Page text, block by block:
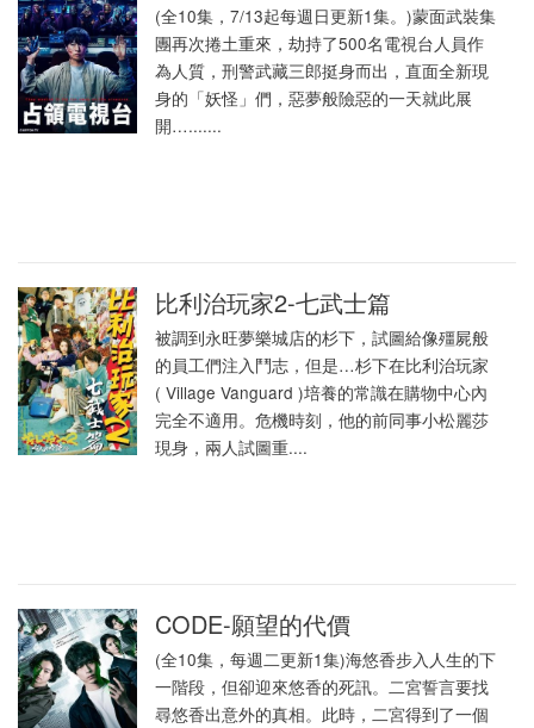
(全10集，7/13起每週日更新1集。)蒙面武裝集
團再次捲土重來，劫持了500名電視台人員作
為人質，刑警武藏三郎挺身而出，直面全新現
身的「妖怪」們，惡夢般險惡的一天就此展
開….......
比利治玩家2-七武士篇
被調到永旺夢樂城店的杉下，試圖給像殭屍般
的員工們注入鬥志，但是…杉下在比利治玩家
( Village Vanguard )培養的常識在購物中心內
完全不適用。危機時刻，他的前同事小松麗莎
現身，兩人試圖重....
CODE-願望的代價
(全10集，每週二更新1集)海悠香步入人生的下
一階段，但卻迎來悠香的死訊。二宮誓言要找
尋悠香出意外的真相。此時，二宮得到了一個